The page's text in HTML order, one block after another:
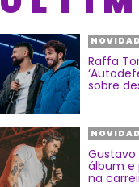
Raffa
sobre
álbum e
na